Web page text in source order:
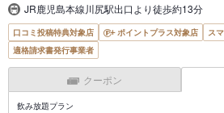
JR鹿児島本線川尻駅出口より徒歩約13分
口コミ投稿特典対象店 ポイントプラス対象店
ス
適格請求書発行事業者
クーポン
飲み放題プラン